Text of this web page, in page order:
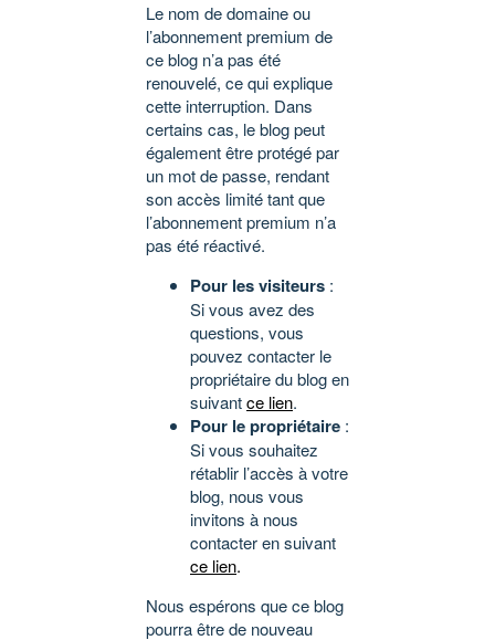
Le nom de domaine ou
l’abonnement premium de
ce blog n’a pas été
renouvelé, ce qui explique
cette interruption. Dans
certains cas, le blog peut
également être protégé par
un mot de passe, rendant
son accès limité tant que
l’abonnement premium n’a
pas été réactivé.
Pour les visiteurs :
Si vous avez des
questions, vous
pouvez contacter le
propriétaire du blog en
suivantce lien.
Pour le propriétaire :
Si vous souhaitez
rétablir l’accès à votre
blog, nous vous
invitons à nous
contacter en suivant
ce lien.
Nous espérons que ce blog
pourra être de nouveau